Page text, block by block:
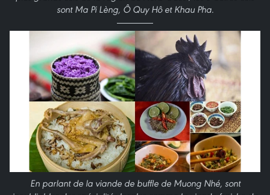
sont Ma Pi Lèng, Ô Quy Hô et Khau Pha.
En parlant de la viande de buffle de Muong Nhé, sont